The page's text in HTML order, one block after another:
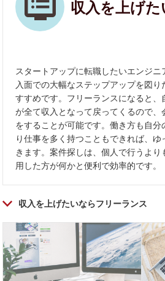
収入を上げ
スタートアップに転職したいエンジ
入面での大幅なステップアップを図
すすめです。フリーランスになると
が全て収入となって戻ってくるので
をすることが可能です。働き方も自
り仕事を多く持つこともできれば、
きます。案件探しは、個人で行うよ
用した方が何かと便利で効率的です。
収入を上げたいならフリーランス